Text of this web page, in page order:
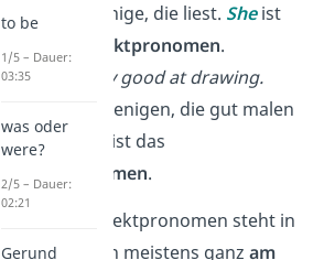
→ Sie ist diejenige, die liest. Sheist
Subjektpronomen.
They
are really good at drawing.
Sie sind diejenigen, die gut malen
können.
ist das
Subjektpronomen.
Das Subjektpronomen steht in
Aussagesätzen meistens ganz am
to be
1/5 – Dauer:
03:35
was oder
were?
2/5 – Dauer:
02:21
Gerund